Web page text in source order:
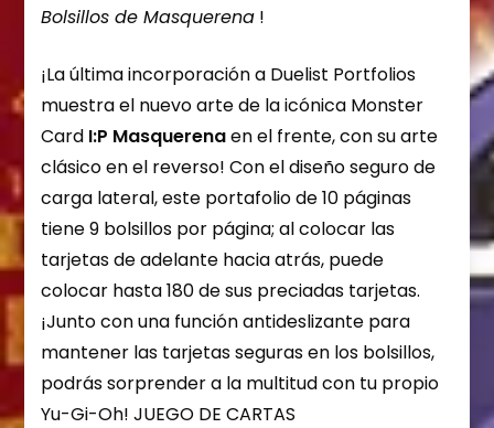
Bolsillos de Masquerena !
¡La última incorporación a Duelist Portfolios
muestra el nuevo arte de la icónica Monster
Card I:P Masquerenaen el frente, con su arte
clásico en el reverso! Con el diseño seguro de
carga lateral, este portafolio de 10 páginas
tiene 9 bolsillos por página; al colocar las
tarjetas de adelante hacia atrás, puede
colocar hasta 180 de sus preciadas tarjetas.
¡Junto con una función antideslizante para
mantener las tarjetas seguras en los bolsillos,
podrás sorprender a la multitud con tu propio
Yu-Gi-Oh! JUEGO DE CARTAS